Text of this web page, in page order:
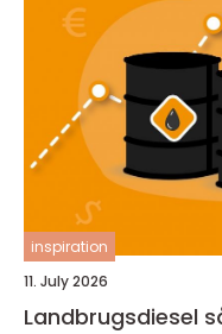
inspiration
11. July 2026
Landbrugsdiesel sådan får du mest ud af